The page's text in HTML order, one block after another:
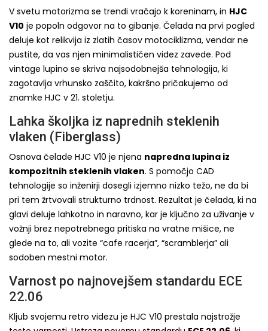
V svetu motorizma se trendi vračajo k koreninam, in HJC
V10 je popoln odgovor na to gibanje. Čelada na prvi pogled
deluje kot relikvija iz zlatih časov motociklizma, vendar ne
pustite, da vas njen minimalističen videz zavede. Pod
vintage lupino se skriva najsodobnejša tehnologija, ki
zagotavlja vrhunsko zaščito, kakršno pričakujemo od
znamke HJC v 21. stoletju.
Lahka školjka iz naprednih steklenih
vlaken (Fiberglass)
Osnova čelade HJC V10 je njena napredna lupina iz
kompozitnih steklenih vlaken. S pomočjo CAD
tehnologije so inženirji dosegli izjemno nizko težo, ne da bi
pri tem žrtvovali strukturno trdnost. Rezultat je čelada, ki na
glavi deluje lahkotno in naravno, kar je ključno za uživanje v
vožnji brez nepotrebnega pritiska na vratne mišice, ne
glede na to, ali vozite “cafe racerja”, “scramblerja” ali
sodoben mestni motor.
Varnost po najnovejšem standardu ECE
22.06
Kljub svojemu retro videzu je HJC V10 prestala najstrožje